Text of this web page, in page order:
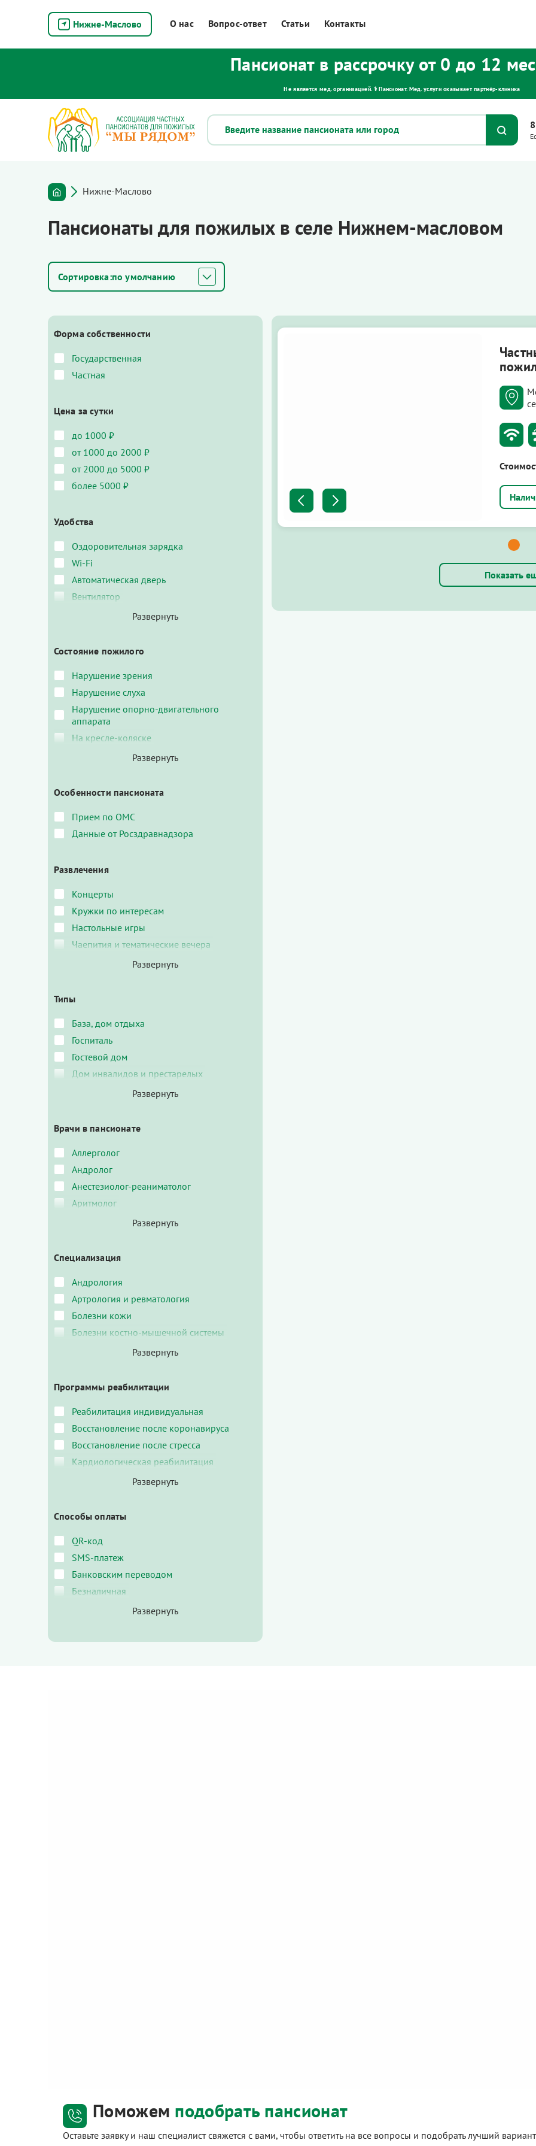
Нижне-Маслово О нас Вопрос-ответ Статьи Контакты
Пансионат в рассрочку от 0 до 12
Не является мед. организацией. ⚕ Пансионат. Мед. услуги оказывает партнёр‑клиника
Нижне-Маслово
Пансионаты для пожилых в селе Нижнем-масловом
по умолчанию
Показать
Форма собственности
Государственная
Частная
Цена за сутки
до 1000 ₽
от 1000 до 2000 ₽
от 2000 до 5000 ₽
более 5000 ₽
Удобства
Оздоровительная зарядка
Wi-Fi
Автоматическая дверь
Вентилятор
Состояние пожилого
Нарушение зрения
Нарушение слуха
Нарушение опорно-двигательного
аппарата
На кресле-коляске
Особенности пансионата
Прием по ОМС
Данные от Росздравнадзора
Развлечения
Концерты
Кружки по интересам
Настольные игры
Чаепития и тематические вечера
Типы
База, дом отдыха
Госпиталь
Гостевой дом
Дом инвалидов и престарелых
Врачи в пансионате
Аллерголог
Андролог
Анестезиолог-реаниматолог
Аритмолог
Специализация
Андрология
Артрология и ревматология
Болезни кожи
Болезни костно-мышечной системы
Программы реабилитации
Реабилитация индивидуальная
Восстановление после коронавируса
Восстановление после стресса
Кардиологическая реабилитация
Способы оплаты
QR-код
SMS-платеж
Банковским переводом
Безналичная
Поможем подобрать пансионат
Оставьте заявку и наш специалист свяжется с вами, чтобы ответить на все вопросы и подобрать лучший